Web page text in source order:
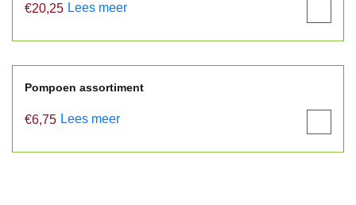
€20,25
product
Lees meer
Pompoen assortiment
€6,75
product
Lees meer